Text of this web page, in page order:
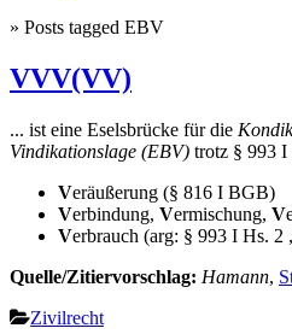
» Posts tagged EBV
VVV(VV)
... ist eine Eselsbrücke für die
Vindikationslage (EBV) trotz § 993
Veräußerung (§ 816 I BGB)
Verbindung, Vermischung, V
Verbrauch (arg: § 993 I Hs. 2
Quelle/Zitiervorschlag: Hamann,
Zivilrecht